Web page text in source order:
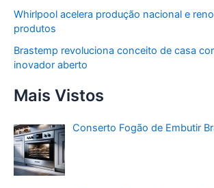
Whirlpool acelera produção nacional e
produtos
Brastemp revoluciona conceito de casa
inovador aberto
Mais Vistos
Conserto Fogão de Embutir